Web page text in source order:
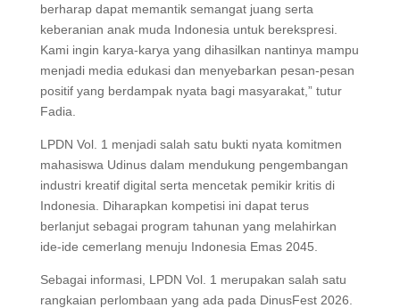
berharap dapat memantik semangat juang serta
keberanian anak muda Indonesia untuk berekspresi.
Kami ingin karya-karya yang dihasilkan nantinya mampu
menjadi media edukasi dan menyebarkan pesan-pesan
positif yang berdampak nyata bagi masyarakat,” tutur
Fadia.
LPDN Vol. 1 menjadi salah satu bukti nyata komitmen
mahasiswa Udinus dalam mendukung pengembangan
industri kreatif digital serta mencetak pemikir kritis di
Indonesia. Diharapkan kompetisi ini dapat terus
berlanjut sebagai program tahunan yang melahirkan
ide-ide cemerlang menuju Indonesia Emas 2045.
Sebagai informasi, LPDN Vol. 1 merupakan salah satu
rangkaian perlombaan yang ada pada DinusFest 2026.